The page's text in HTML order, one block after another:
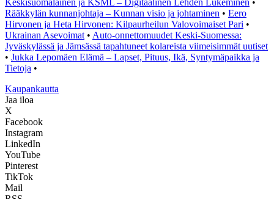
Keskisuomalainen ja KSML – Digitaalinen Lehden Lukeminen •
Rääkkylän kunnanjohtaja – Kunnan visio ja johtaminen • Eero
Hirvonen ja Heta Hirvonen: Kilpaurheilun Valovoimaiset Pari •
Ukrainan Asevoimat • Auto-onnettomuudet Keski-Suomessa:
Jyväskylässä ja Jämsässä tapahtuneet kolareista viimeisimmät uutiset
• Jukka Lepomäen Elämä – Lapset, Pituus, Ikä, Syntymäpaikka ja
Tietoja •
Kaupankautta
Jaa iloa
X
Facebook
Instagram
LinkedIn
YouTube
Pinterest
TikTok
Mail